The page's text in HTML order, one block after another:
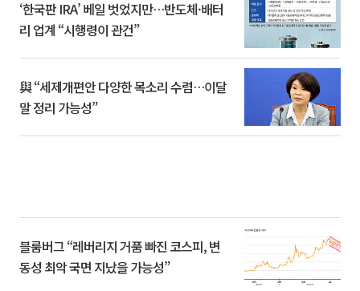
‘한국판 IRA’ 베일 벗었지만…반도체·배터
리 업계 “시행령이 관건”
與 “세제개편안 다양한 목소리 수렴…이달
말 정리 가능성”
블룸버그 “레버리지 거품 빠진 코스피, 변
동성 최악 국면 지났을 가능성”